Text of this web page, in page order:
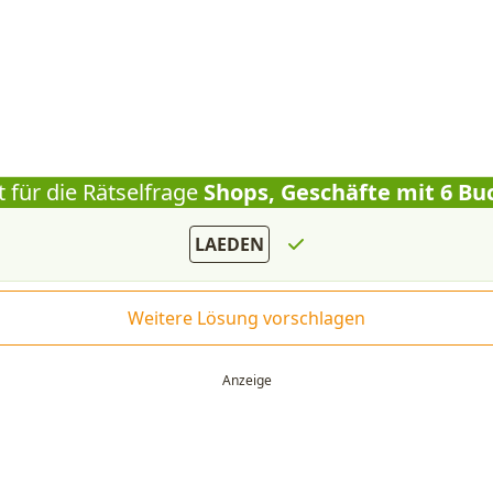
für die Rätselfrage Shops, Geschäfte mit 6
LAEDEN
Weitere Lösung vorschlagen